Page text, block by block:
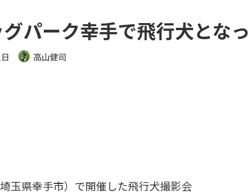
ーク幸手で飛行犬とな
高山健司
玉県幸手市）で開催した飛行犬撮影会